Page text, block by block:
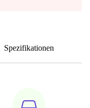
Spezifikationen